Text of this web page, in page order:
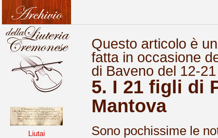
Liutai
Questo articolo è
fatta in occasione
di Baveno del 12-
5. I 21 figli di
Mantova
Sono pochissime le